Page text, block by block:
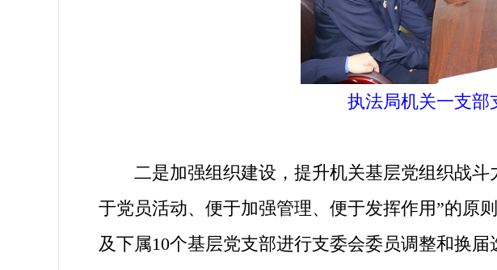
执法局机关一支部
二是加强组织建设，提升机关基层党组织战斗
于党员活动、便于加强管理、便于发挥作用”的原
及下属10个基层党支部进行支委会委员调整和换